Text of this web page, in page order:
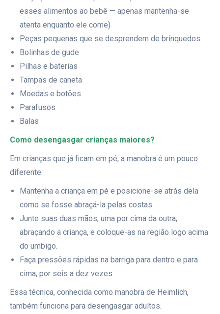
esses alimentos ao bebê — apenas mantenha-se
atenta enquanto ele come)
Peças pequenas que se desprendem de brinquedos
Bolinhas de gude
Pilhas e baterias
Tampas de caneta
Moedas e botões
Parafusos
Balas
Como desengasgar crianças maiores?
Em crianças que já ficam em pé, a manobra é um pouco
diferente:
Mantenha a criança em pé e posicione-se atrás dela
como se fosse abraçá-la pelas costas.
Junte suas duas mãos, uma por cima da outra,
abraçando a criança, e coloque-as na região logo acima
do umbigo.
Faça pressões rápidas na barriga para dentro e para
cima, por seis a dez vezes.
Essa técnica, conhecida como manobra de Heimlich,
também funciona para desengasgar adultos.